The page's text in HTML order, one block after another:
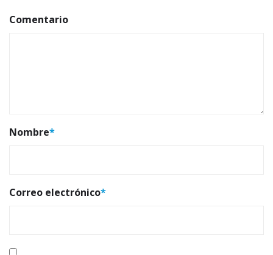
Comentario
Nombre*
Correo electrónico*